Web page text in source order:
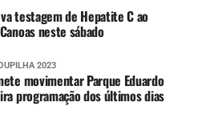
testagem de Hepatite C ao
neste sábado
2023
movimentar Parque Eduardo
programação dos últimos dias